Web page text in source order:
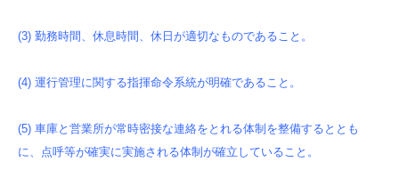
(3) 勤務時間、休息時間、休日が適切なものであること。
(4) 運行管理に関する指揮命令系統が明確であること。
(5) 車庫と営業所が常時密接な連絡をとれる体制を整備するととも
に、点呼等が確実に実施される体制が確立していること。